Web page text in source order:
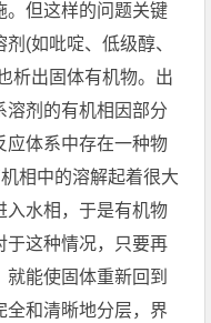
。但这样的问题关键
(如吡啶、低级醇、
析出固体有机物。出
溶剂的有机相因部分
应体系中存在一种物
相中的溶解起着很大
入水相，于是有机物
于这种情况，只要再
能使固体重新回到
全和清晰地分层，界